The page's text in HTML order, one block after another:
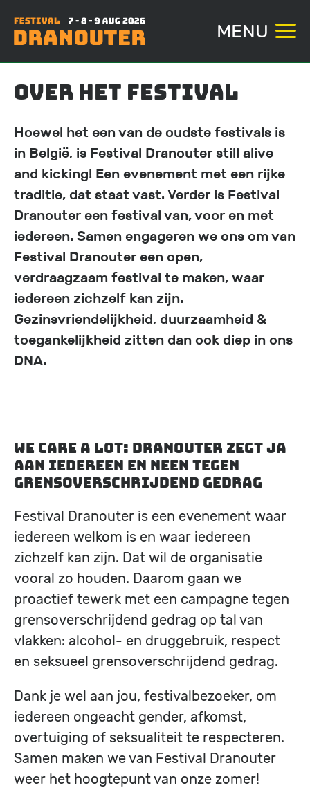
en
de
inhoud
gaan
MENU
Over het festival
Hoewel het een van de oudste festivals is
in België, is Festival Dranouter still alive
and kicking! Een evenement met een rijke
traditie, dat staat vast. Verder is Festival
Dranouter een festival van, voor en met
iedereen. Samen engageren we ons om van
Festival Dranouter een open,
verdraagzaam festival te maken, waar
iedereen zichzelf kan zijn.
Gezinsvriendelijkheid, duurzaamheid &
toegankelijkheid zitten dan ook diep in ons
DNA.
WE CARE A LOT: Dranouter zegt ja
aan iedereen en neen tegen
grensoverschrijdend gedrag
Festival Dranouter is een evenement waar
iedereen welkom is en waar iedereen
zichzelf kan zijn. Dat wil de organisatie
vooral zo houden. Daarom gaan we
proactief tewerk met een campagne tegen
grensoverschrijdend gedrag op tal van
vlakken: alcohol- en druggebruik, respect
en seksueel grensoverschrijdend gedrag.
Dank je wel aan jou, festivalbezoeker, om
iedereen ongeacht gender, afkomst,
overtuiging of seksualiteit te respecteren.
Samen maken we van Festival Dranouter
weer het hoogtepunt van onze zomer!